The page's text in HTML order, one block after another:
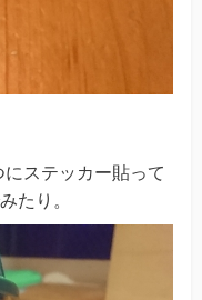
ステッカー貼って
たり。